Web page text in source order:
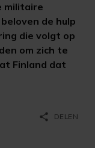
militaire
de hulp
die volgt op
om zich te
Finland dat
share DELEN